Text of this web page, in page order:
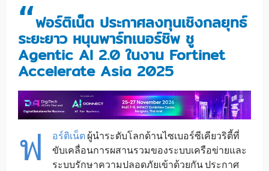
“ฟอร์ติเน็ต ประกาศลงทุนเชิงกลยุทธ์
ระยะยาว หนุนพาร์ทเนอร์ชิพ ชู
Agentic AI 2.0ในงาน Fortinet
Accelerate Asia 2025
ฟ อร์ติเน็ต ผู้นำระดับโลกด้านไซเบอร์ซีเคียวริตี้ที่
ขับเคลื่อนการผสานรวมของระบบเครือข่ายและ
ระบบรักษาความปลอดภัยเข้าด้วยกัน ประกาศ